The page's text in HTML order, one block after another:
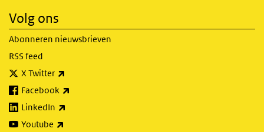
Volg ons
Abonneren nieuwsbrieven
RSS feed
X Twitter
Facebook
LinkedIn
Youtube